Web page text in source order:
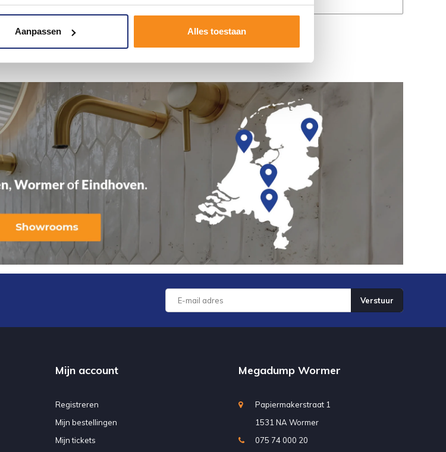
Aanpassen Alles toestaan
Verstuur
Mijn account
Registreren
Mijn bestellingen
Mijn tickets
Megadump Wormer
Papiermakerstraat 1
1531 NA Wormer
075 74 000 20